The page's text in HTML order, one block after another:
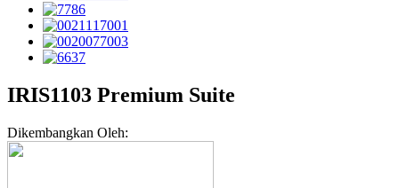
IRIS1103 Premium Suite
Dikembangkan Oleh: